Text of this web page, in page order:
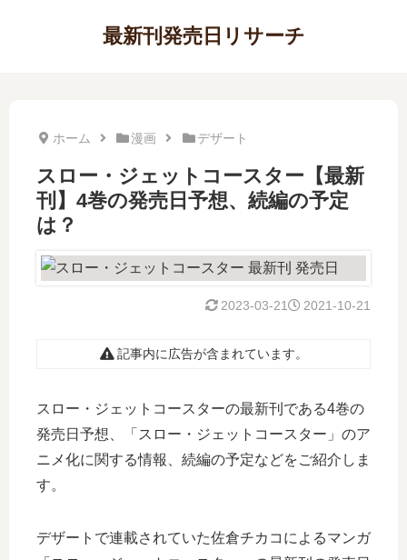
最新刊発売日リサーチ
ホーム 漫画 デザート
スロー・ジェットコースター【最新
刊】4巻の発売日予想、続編の予定
は？
2021-10-21
2023-03-21
記事内に広告が含まれています。
スロー・ジェットコースターの最新刊である4巻の
発売日予想、「スロー・ジェットコースター」のア
ニメ化に関する情報、続編の予定などをご紹介しま
す。
デザートで連載されていた佐倉チカコによるマンガ